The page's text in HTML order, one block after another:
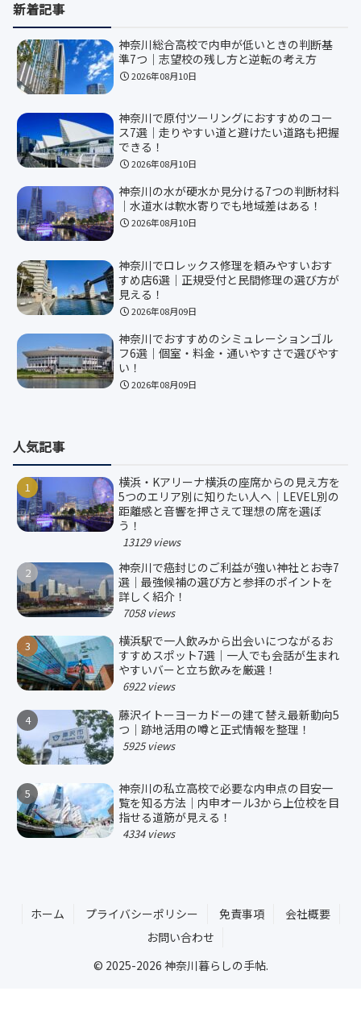
新着記事
神奈川総合高校で内申が低いときの判断基
準7つ｜志望校の残し方と逆転の考え方
2026年08月10日
神奈川で原付ツーリングにおすすめのコー
ス7選｜走りやすい道と避けたい道路も把握
できる！
2026年08月10日
神奈川の水が硬水か見分ける7つの判断材料
｜水道水は軟水寄りでも地域差はある！
2026年08月10日
神奈川でロレックス修理を頼みやすいおす
すめ店6選｜正規受付と民間修理の選び方が
見える！
2026年08月09日
神奈川でおすすめのシミュレーションゴル
フ6選｜個室・料金・通いやすさで選びやす
い！
2026年08月09日
人気記事
横浜・Kアリーナ横浜の座席からの見え方を
5つのエリア別に知りたい人へ｜LEVEL別の
距離感と音響を押さえて理想の席を選ぼ
う！
13129 views
神奈川で癌封じのご利益が強い神社とお寺7
選｜最強候補の選び方と参拝のポイントを
詳しく紹介！
7058 views
横浜駅で一人飲みから出会いにつながるお
すすめスポット7選｜一人でも会話が生まれ
やすいバーと立ち飲みを厳選！
6922 views
藤沢イトーヨーカドーの建て替え最新動向5
つ｜跡地活用の噂と正式情報を整理！
5925 views
神奈川の私立高校で必要な内申点の目安一
覧を知る方法｜内申オール3から上位校を目
指せる道筋が見える！
4334 views
ホーム プライバシーポリシー 免責事項
会社概要
お問い合わせ
© 2025-2026 神奈川暮らしの手帖.